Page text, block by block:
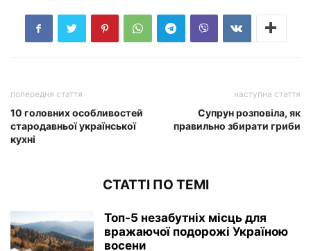
попередня стаття
10 головних особливостей
стародавньої української
кухні
наступна стаття
Супрун розповіла, як
правильно збирати гриби
СТАТТІ ПО ТЕМІ
Топ-5 незабутніх місць для
вражаючої подорожі Україною
восени